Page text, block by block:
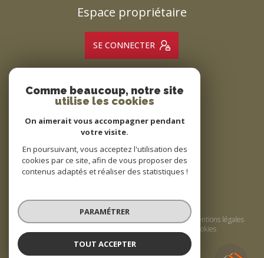
Agence de Bompas
Espace propriétaire
SE CONNECTER
ADHÉRENTS
Nous adhérons
© 2026 | Tous droits réservés
Mentions légales
Cookies
Comme beaucoup, notre site
utilise les cookies
On aimerait vous accompagner pendant
votre visite.
En poursuivant, vous acceptez l'utilisation des
cookies par ce site, afin de vous proposer des
contenus adaptés et réaliser des statistiques !
PARAMÉTRER
TOUT ACCEPTER